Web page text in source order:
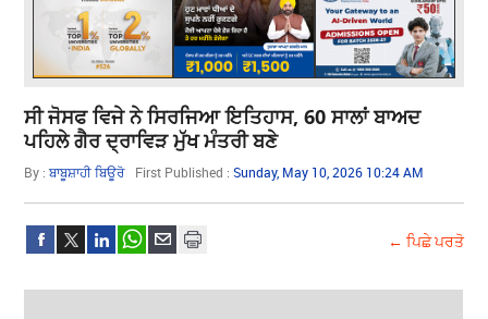
ਸੀ ਜੋਸਫ ਵਿਜੇ ਨੇ ਸਿਰਜਿਆ ਇਤਿਹਾਸ, 60 ਸਾਲਾਂ ਬਾਅਦ
ਪਹਿਲੇ ਗੈਰ ਦ੍ਰਾਵਿੜ ਮੁੱਖ ਮੰਤਰੀ ਬਣੇ
By :ਬਾਬੂਸ਼ਾਹੀ ਬਿਊਰੋ First Published :Sunday, May 10, 2026 10:24 AM
← ਪਿਛੇ ਪਰਤੋ